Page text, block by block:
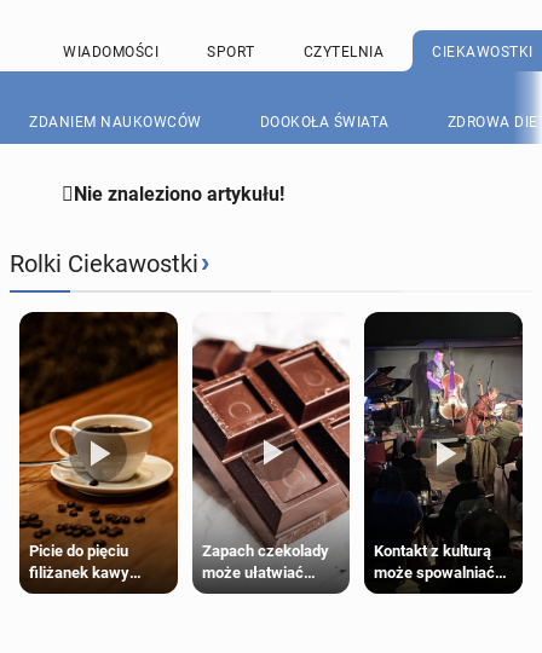
WIADOMOŚCI SPORT CZYTELNIA CIEKAWOSTKI
ZDANIEM NAUKOWCÓW DOOKOŁA ŚWIATA ZDROWA
Nie znaleziono artykułu!
Rolki Ciekawostki›
Picie do pięciu
filiżanek kawy
dziennie jest
Zapach czekolady
może ułatwiać
trening siłowy
Kontakt z kulturą
może spowalniać
starzenie